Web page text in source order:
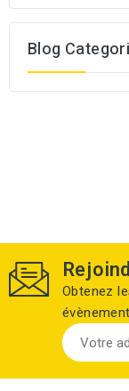
Blog
Obtenez